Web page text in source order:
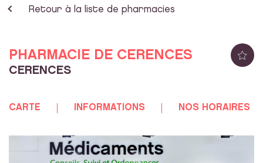
Retour à la liste de pharmacies
PHARMACIE DE CERENCES
CERENCES
CARTE INFORMATIONS NOS HORAIRES